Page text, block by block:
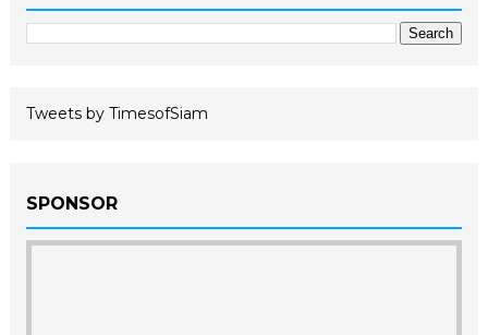
Tweets by TimesofSiam
SPONSOR